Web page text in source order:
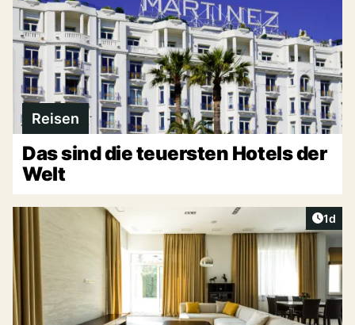
Reisen
Das sind die teuersten Hotels der
Welt
1d